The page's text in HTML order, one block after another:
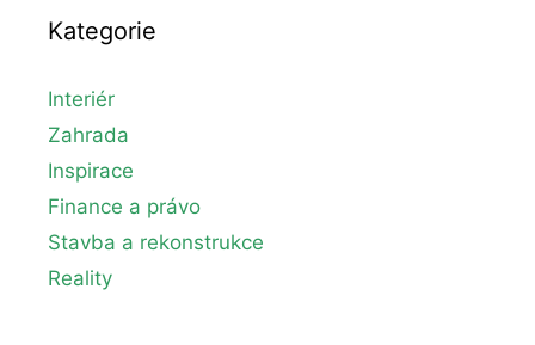
Kategorie
Interiér
Zahrada
Inspirace
Finance a právo
Stavba a rekonstrukce
Reality